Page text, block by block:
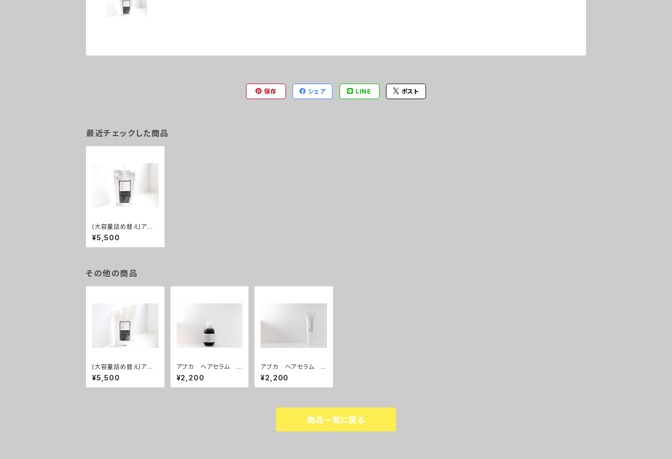
保存 シェア LINE ポスト
最近チェックした商品
(大容量詰め替え)アブ
カ ヘアセラム トリート
メント500g
¥5,500
その他の商品
(大容量詰め替え)アブ
カ ヘアセラム シャン
プー1000ml
¥5,500
アブカ ヘアセラム シ
ャンプー
¥2,200
アブカ ヘアセラム ト
リートメント
¥2,200
商品一覧に戻る